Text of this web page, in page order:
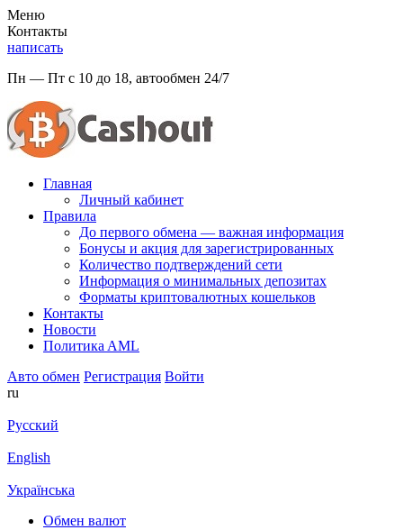
Меню
Контакты
написать
Пн — Пт с 10 до 18, автообмен 24/7
Главная
Личный кабинет
Правила
До первого обмена — важная информация
Бонусы и акция для зарегистрированных
Количество подтверждений сети
Информация о минимальных депозитах
Форматы криптовалютных кошельков
Контакты
Новости
Политикa AML
Авто обмен Регистрация Войти
ru
Русский
English
Українська
Обмен валют